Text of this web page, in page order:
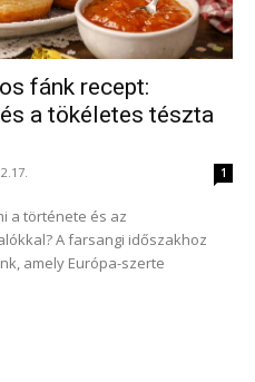
fánk recept:
a tökéletes tészta
1
a története és az
amely Európa-szerte